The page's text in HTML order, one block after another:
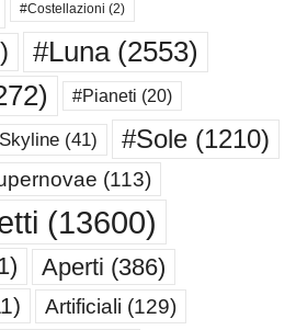
#Costellazioni (2)
#Luna(2553)
#Pianeti (20)
(41) #Sole (1210)
(113)
(13600)
Aperti (386)
Artificiali (129)